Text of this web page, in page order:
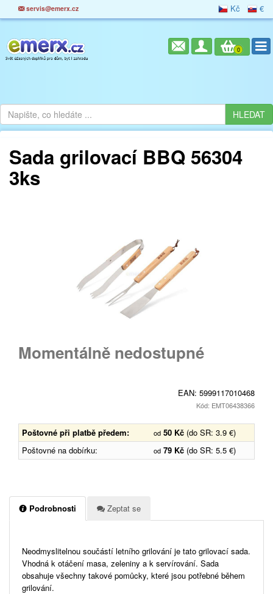
servis@emerx.cz Kč €
0
Sada grilovací BBQ 56304
3ks
Momentálně nedostupné
EAN: 5999117010468
Kód: EMT06438366
Poštovné při platbě předem: od 50 Kč (do SR: 3.9 €)
Poštovné na dobírku:
od 79 Kč (do SR: 5.5 €)
Podrobnosti Zeptat se
Neodmyslitelnou součástí letního grilování je tato grilovací sada.
Vhodná k otáčení masa, zeleniny a k servírování. Sada
obsahuje všechny takové pomůcky, které jsou potřebné během
grilování.